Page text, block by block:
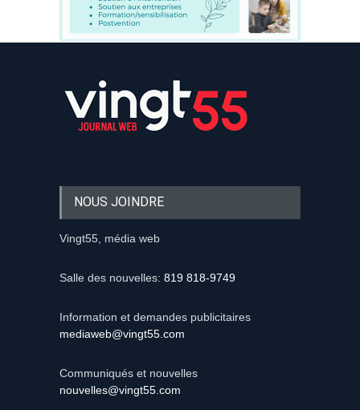
NOUS JOINDRE
Vingt55, média web
Salle des nouvelles: 819 818-9749
Information et demandes publicitaires
mediaweb@vingt55.com
Communiqués et nouvelles
nouvelles@vingt55.com